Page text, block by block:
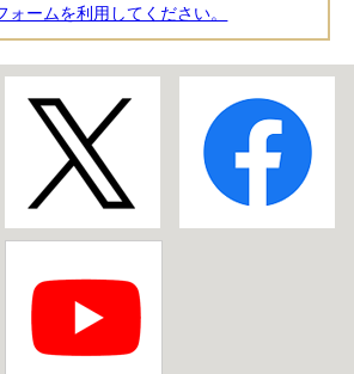
ォームを利用してください。